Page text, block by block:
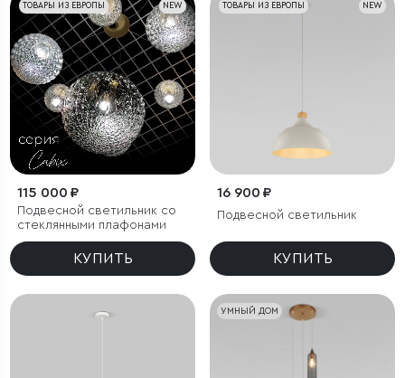
NEW
ТОВАРЫ ИЗ ЕВРОПЫ
115 000 ₽
Подвесной светильник со
стеклянными плафонами
КУПИТЬ
NEW
ТОВАРЫ ИЗ ЕВРОПЫ
16 900 ₽
Подвесной светильник
КУПИТЬ
УМНЫЙ ДОМ